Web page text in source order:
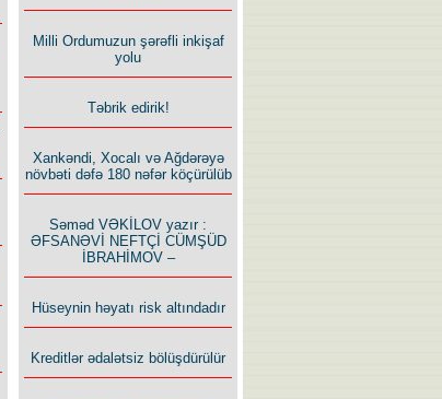
Milli Ordumuzun şərəfli inkişaf
yolu
Təbrik edirik!
Xankəndi, Xocalı və Ağdərəyə
növbəti dəfə 180 nəfər köçürülüb
Səməd VƏKİLOV yazır :
ƏFSANƏVİ NEFTÇİ CÜMŞÜD
İBRAHİMOV –
Hüseynin həyatı risk altındadır
Kreditlər ədalətsiz bölüşdürülür